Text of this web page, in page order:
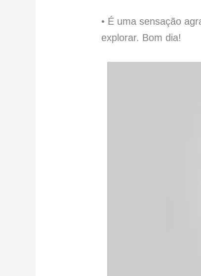
• É uma sensação
explorar. Bom dia!